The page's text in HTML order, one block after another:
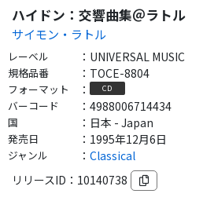
ハイドン：交響曲集＠ラトル
サイモン・ラトル
レーベル ： UNIVERSAL MUSIC
規格品番 ： TOCE-8804
フォーマット ： CD
バーコード ： 4988006714434
国 ： 日本 - Japan
発売日 ： 1995年12月6日
ジャンル ： Classical
リリースID： 10140738